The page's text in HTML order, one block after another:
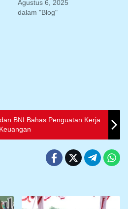
Agustus 6, 2025
dalam "Blog"
BNI Bahas Penguatan Kerja